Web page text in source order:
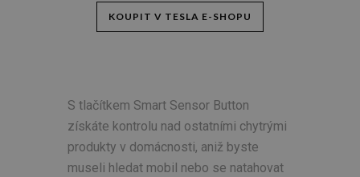
KOUPIT V TESLA E-SHOPU
S tlačítkem Smart Sensor Button
získáte kontrolu nad ostatními chytrými
produkty v domácnosti, aniž byste
museli hledat mobil nebo se natahovat